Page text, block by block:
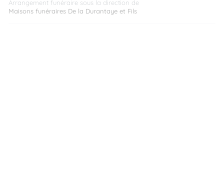
Arrangement funéraire sous la direction de
Maisons funéraires De la Durantaye et Fils